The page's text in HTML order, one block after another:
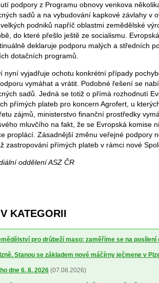
podpory z Programu obnovy venkova
sadů a na vybudování kapkové závlahy v
podniků napříč oblastmi zemědělské
do které přešlo ještě ze socialismu.
deklaruje podporu malých a středních
dotačních programů.
nyní vyjadřuje ochotu konkrétní případy
vymáhat a vrátit. Podobné řešení se
sadů. Jedná se totiž o přímá rozhodnutí
přímých plateb pro koncern Agrofert, u
zájmů, ministerstvo finanční prostředky
mluvčího na fakt, že se Evropská komise
proplácí. Zásadnější změnu veřejné podpory
zastropování přímých plateb v rámci nové
oddělení ASZ ČR
KATEGORII
pro drůbeží maso: zaměříme se na posílení
Stanou se základem nové máčírny ječmene v
dne 6. 8. 2026 (07.08.2026)